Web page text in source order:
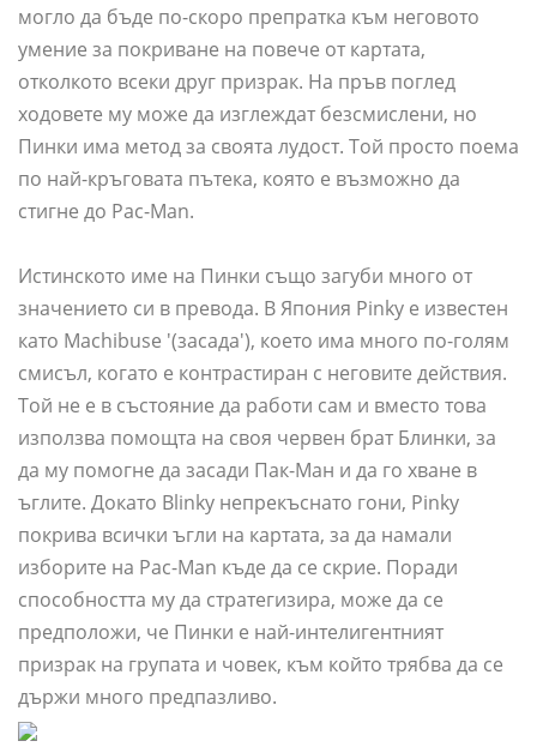
могло да бъде по-скоро препратка към неговото
умение за покриване на повече от картата,
отколкото всеки друг призрак. На пръв поглед
ходовете му може да изглеждат безсмислени, но
Пинки има метод за своята лудост. Той просто поема
по най-кръговата пътека, която е възможно да
стигне до Pac-Man.
Истинското име на Пинки също загуби много от
значението си в превода. В Япония Pinky е известен
като Machibuse '(засада'), което има много по-голям
смисъл, когато е контрастиран с неговите действия.
Той не е в състояние да работи сам и вместо това
използва помощта на своя червен брат Блинки, за
да му помогне да засади Пак-Ман и да го хване в
ъглите. Докато Blinky непрекъснато гони, Pinky
покрива всички ъгли на картата, за да намали
изборите на Pac-Man къде да се скрие. Поради
способността му да стратегизира, може да се
предположи, че Пинки е най-интелигентният
призрак на групата и човек, към който трябва да се
държи много предпазливо.